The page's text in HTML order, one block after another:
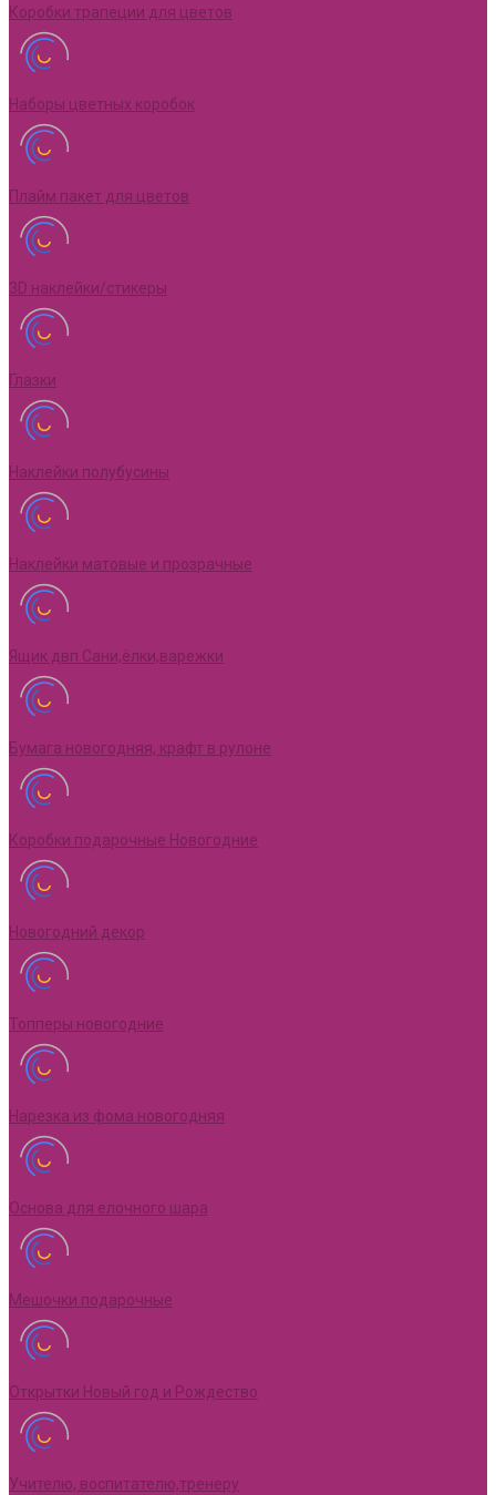
Коробки трапеции для цветов
Наборы цветных коробок
Плайм пакет для цветов
3D наклейки/стикеры
Глазки
Наклейки полубусины
Наклейки матовые и прозрачные
Ящик двп Сани,ёлки,варежки
Бумага новогодняя, крафт в рулоне
Коробки подарочные Новогодние
Новогодний декор
Топперы новогодние
Нарезка из фома новогодняя
Основа для елочного шара
Мешочки подарочные
Открытки Новый год и Рождество
Учителю, воспитателю,тренеру